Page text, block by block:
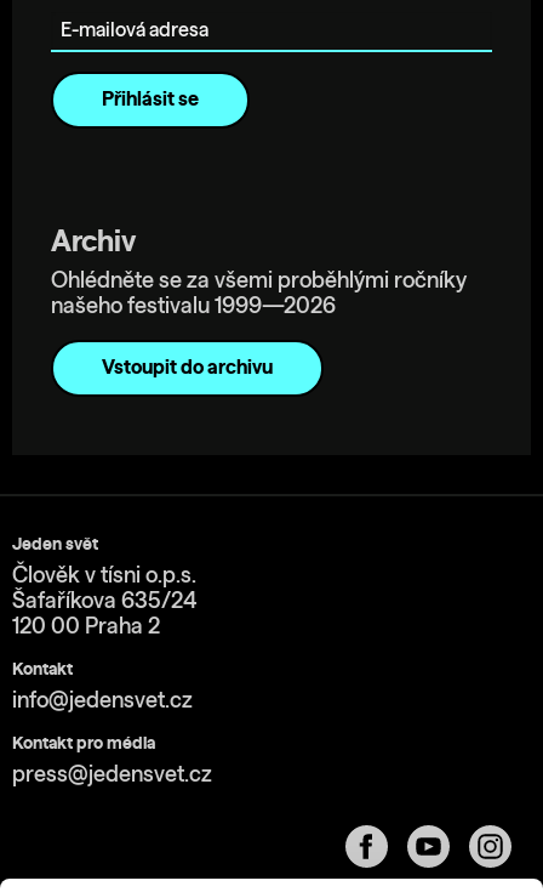
Archiv
Ohlédněte se za všemi proběhlými ročníky
našeho festivalu 1999—2026
Vstoupit do archivu
Jeden svět
Člověk v tísni o.p.s.
Šafaříkova 635/24
120 00 Praha 2
Kontakt
info@jedensvet.cz
Kontakt pro média
press@jedensvet.cz